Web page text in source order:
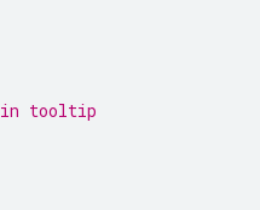
in tooltip